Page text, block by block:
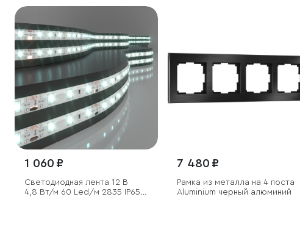
1 060 ₽
Светодиодная лента 12 В
4,8 Вт/м 60 Led/м 2835 IP65,
7 480 ₽
Рамка из металла на 4 поста
Аluminium черный алюминий